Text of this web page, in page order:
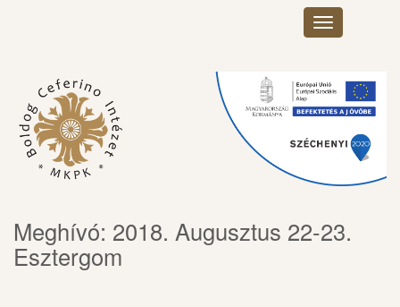
Toggle
navigation
Meghívó: 2018. Augusztus 22-23.
Esztergom